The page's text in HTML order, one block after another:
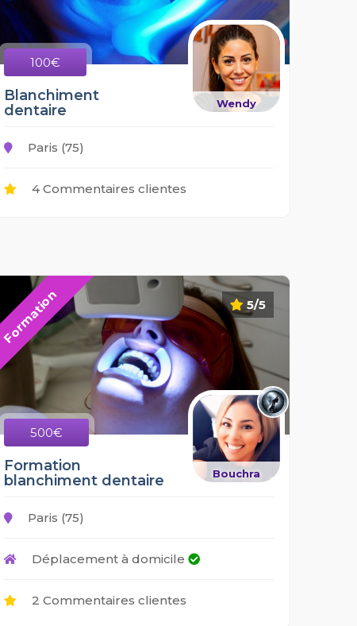
100€
Wendy
Blanchiment
dentaire
Paris (75)
4 Commentaires clientes
Formation 5/5
500€
Bouchra
Formation
blanchiment dentaire
Paris (75)
Déplacement à domicile
2 Commentaires clientes